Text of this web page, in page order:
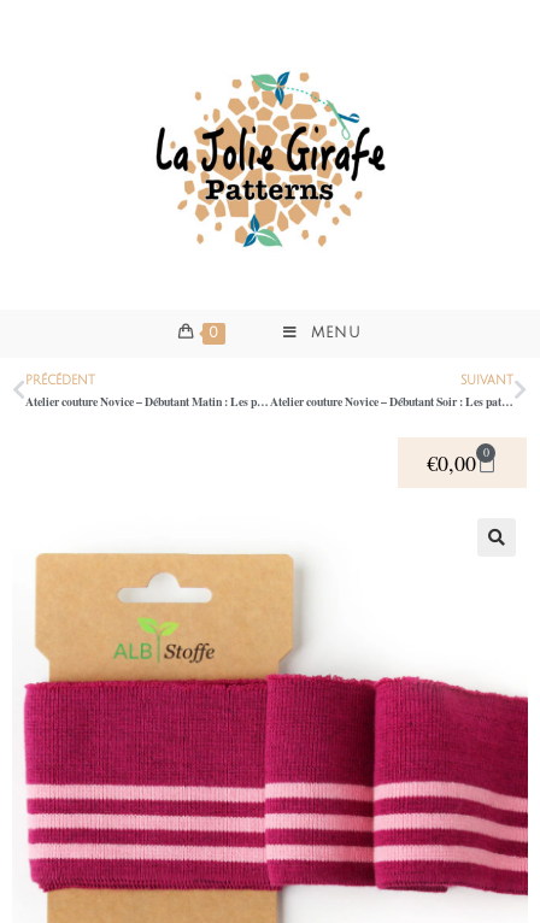
0 MENU
PRÉCÉDENT
Atelier couture Novice – Débutant Matin : Les patrons de couture: Atelier comprendre et bien utiliser un patron de couture 39
SUIVANT
Atelier couture Novice – Débutant Soir : Les patrons de couture: Atelier comprendre et bien utiliser un patron de couture 39
€0,00 0